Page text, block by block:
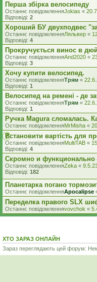
Перша збірка велосипеду
Останнє повідомленняJokias «
Відповіді: 2
Хороший БУ двухподвес
Останнє повідомленняЛяльвер «
Відповіді: 4
Прокручується винос в
Останнє повідомленняAnd2020 «
Відповіді: 3
Хочу купити велосипед.
Останнє повідомленняТрям «
Відповіді: 1
Велосипед на ремені - де
Останнє повідомленняТрям «
Відповіді: 1
Ручка Magura сломалась.
Останнє повідомленняMrMisha «
Встановити вартість для
Останнє повідомленняMultiTAB «
Відповіді: 4
Скромно и функционально
Останнє повідомленняZeka «
Відповіді: 182
Планетарка погано
Останнє повідомленняApocalipse
Переделка правого SLX
Останнє повідомленняvovchok «
ХТО ЗАРАЗ ОНЛАЙН
Зараз переглядають цей форум: